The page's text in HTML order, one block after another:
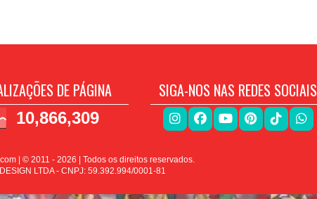
DE PÁGINA
10,866,309
SIGA-NOS NAS REDES SOCIAIS
| © 2011 - 2026 | Todos os direitos reservados.
LTDA - CNPJ: 59.392.994/0001-81